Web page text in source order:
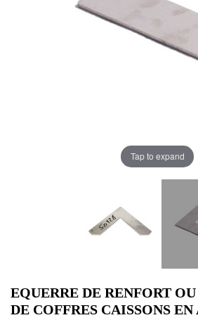
Tap to expand
EQUERRE DE RENFORT
DE COFFRES CAISSONS